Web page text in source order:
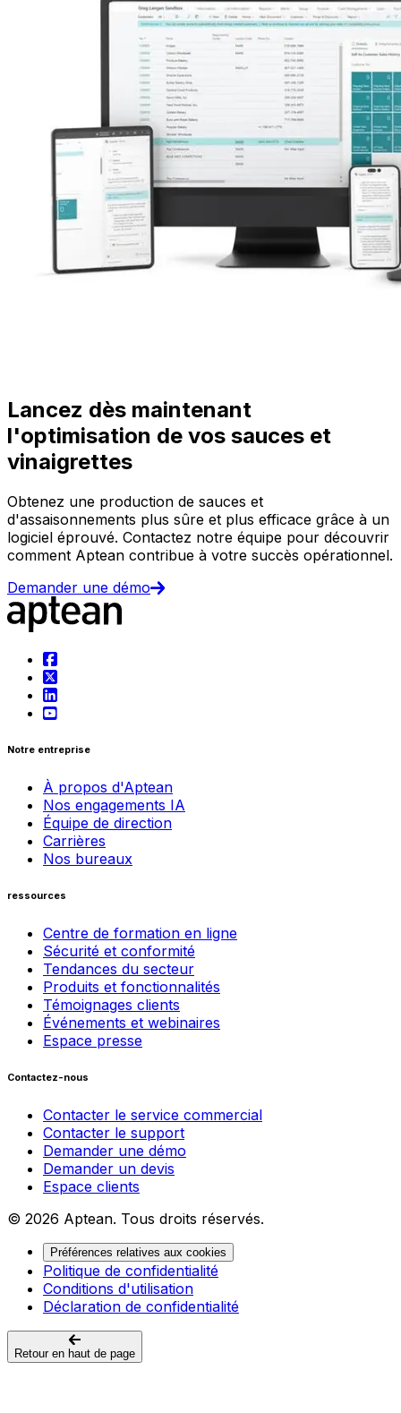
Lancez dès maintenant
l'optimisation de vos sauces et
vinaigrettes
Obtenez une production de sauces et
d'assaisonnements plus sûre et plus efficace grâce à un
logiciel éprouvé. Contactez notre équipe pour découvrir
comment Aptean contribue à votre succès opérationnel.
Demander une démo
Notre entreprise
À propos d'Aptean
Nos engagements IA
Équipe de direction
Carrières
Nos bureaux
ressources
Centre de formation en ligne
Sécurité et conformité
Tendances du secteur
Produits et fonctionnalités
Témoignages clients
Événements et webinaires
Espace presse
Contactez-nous
Contacter le service commercial
Contacter le support
Demander une démo
Demander un devis
Espace clients
© 2026 Aptean. Tous droits réservés.
Préférences relatives aux cookies
Politique de confidentialité
Conditions d'utilisation
Déclaration de confidentialité
Retour en haut de page